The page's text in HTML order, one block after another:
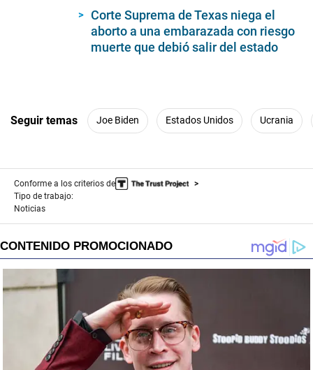
Corte Suprema de Texas niega el
aborto a una embarazada con riesgo
muerte que debió salir del estado
Seguir temas Joe Biden Estados Unidos Ucrania
Conforme a los criterios de
Tipo de trabajo:
Noticias